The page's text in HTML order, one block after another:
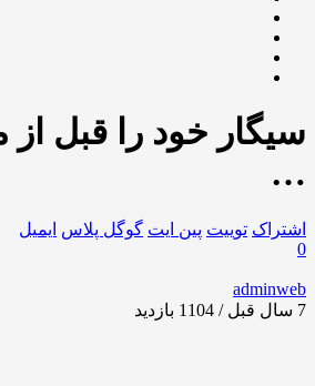
سیگار خود را قبل
…
اشتراک توییت پین ایت گوگل‌ پلاس ایمیل
0
adminweb
7 سال قبل / 1104
بازدید